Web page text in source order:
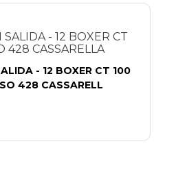
- 12 BOXER CT 100
428 CASSARELL